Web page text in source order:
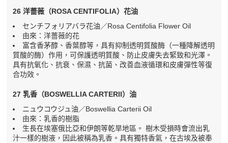
26 洋薔薇（ROSA CENTIFOLIA）花油
センチフォリアバラ花油／Rosa Centifolia Flower Oil
由來：洋薔薇的花
富含香茅醇、香葉醇等，具有抑制透明質酸酶（一種降解透明
質酸的酶）作用，可保護透明質酸、防止皮膚失去緊致和光澤。
具有抗氧化、抗衰、保濕、抗菌、改善血液循環和皮膚彈性等復
合功效。
27 乳香（BOSWELLIA CARTERII）油
ニュウコウジュ油／Boswellia Carterii Oil
由來：乳香的樹脂
生長在埃塞俄比亞和伊朗等乾旱地區。 樹木受損時會流出乳
汁一樣的樹液，因此被稱為乳香。具有獨特香氣，在古埃及被奉